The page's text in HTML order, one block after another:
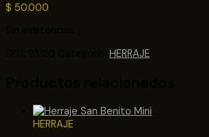
$ 50.000
HERRAJE
HERRAJE